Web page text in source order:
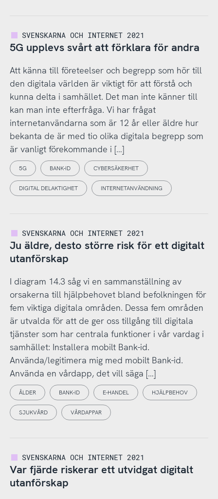
SVENSKARNA OCH INTERNET 2021
5G upplevs svårt att förklara för andra
Att känna till företeelser och begrepp som hör till
den digitala världen är viktigt för att förstå och
kunna delta i samhället. Det man inte känner till
kan man inte efterfråga. Vi har frågat
internetanvändarna som är 12 år eller äldre hur
bekanta de är med tio olika digitala begrepp som
är vanligt förekommande i […]
5G BANK-ID CYBERSÄKERHET
DIGITAL DELAKTIGHET INTERNETANVÄNDNING
SVENSKARNA OCH INTERNET 2021
Ju äldre, desto större risk för ett digitalt
utanförskap
I diagram 14.3 såg vi en sammanställning av
orsakerna till hjälpbehovet bland befolkningen för
fem viktiga digitala områden. Dessa fem områden
är utvalda för att de ger oss tillgång till digitala
tjänster som har centrala funktioner i vår vardag i
samhället: Installera mobilt Bank-id.
Använda/legitimera mig med mobilt Bank-id.
Använda en vårdapp, det vill säga […]
ÅLDER BANK-ID E-HANDEL HJÄLPBEHOV
SJUKVÅRD VÅRDAPPAR
SVENSKARNA OCH INTERNET 2021
Var fjärde riskerar ett utvidgat digitalt
utanförskap